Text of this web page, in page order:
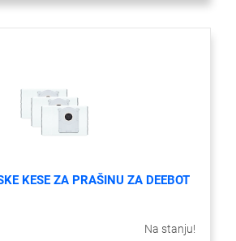
KESE ZA PRAŠINU ZA DEEBOT
Na stanju!